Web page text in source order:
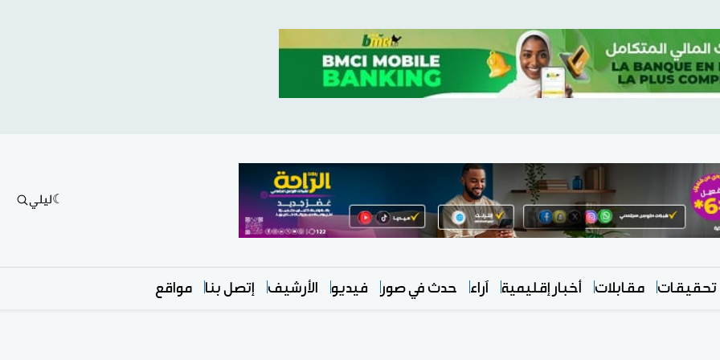
ليلي
تحقيقات مقابلات أخبار إقليمية آراء حدث في صور فيديو الأرشيف إتصل بنا مواقع